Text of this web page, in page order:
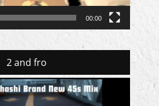
00:00
2 and fro